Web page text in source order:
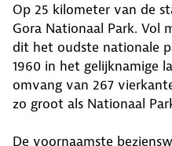
Op 25 kilometer van de
Gora Nationaal Park. Vol
dit het oudste nationale
1960 in het gelijknamige
omvang van 267
zo groot als Nationaal
De voornaamste